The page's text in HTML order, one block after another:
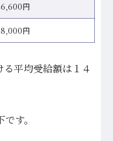
円
円
平均受給額は１４
す。